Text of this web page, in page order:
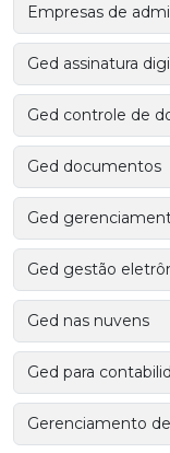
Empresas de
Ged assinatura
Ged controle de
Ged documentos
Ged
Ged gestão
Ged nas nuvens
Ged para
Gerenciamento